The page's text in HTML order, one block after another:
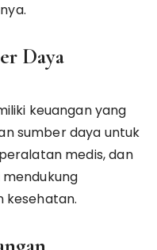
Daya
keuangan yang
sumber daya untuk
medis, dan
mendukung
kesehatan.